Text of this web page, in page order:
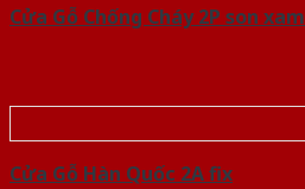
Cửa Gỗ Chống Cháy 2P son xam
Cửa Gỗ Hàn Quốc 2A fix